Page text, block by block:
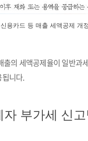
신용카드 등 매출 세액공제 개정
출의 세액공제율이 일반과
니다.
자 부가세 신